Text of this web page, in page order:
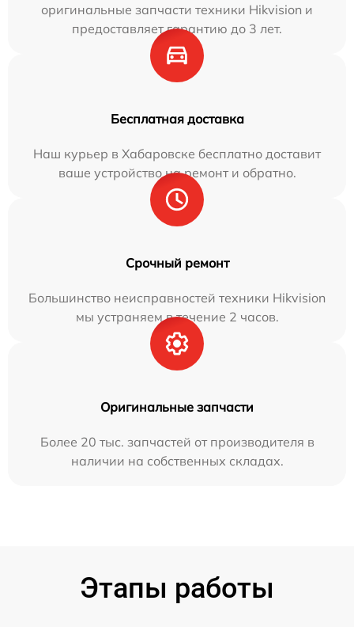
оригинальные запчасти техники Hikvision и
предоставляет гарантию до 3 лет.
Бесплатная доставка
Наш курьер в Хабаровске бесплатно доставит
ваше устройство на ремонт и обратно.
Срочный ремонт
Большинство неисправностей техники Hikvision
мы устраняем в течение 2 часов.
Оригинальные запчасти
Более 20 тыс. запчастей от производителя в
наличии на собственных складах.
Этапы работы